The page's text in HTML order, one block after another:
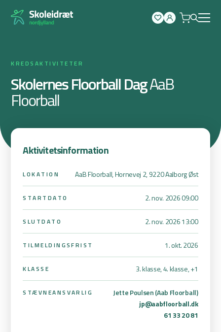
KREDSAKTIVITETER
Skolernes Floorball DagAaB
Floorball
Aktivitetsinformation
LOKATION AaB Floorball, Hornevej 2, 9220 Aalborg Øst
STARTDATO 2. nov. 2026 09:00
SLUTDATO 2. nov. 2026 13:00
TILMELDINGSFRIST 1. okt. 2026
KLASSE 3. klasse, 4. klasse,+1
STÆVNEANSVARLIG
Jette Poulsen (Aab Floorball)
jp@aabfloorball.dk
61 33 20 81